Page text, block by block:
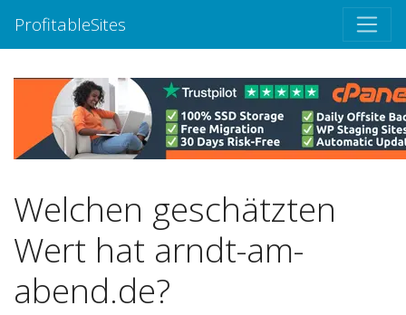
ProfitableSites
Welchen geschätzten
Wert hat arndt-am-
abend.de?